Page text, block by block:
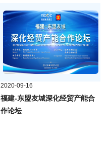
2020-09-16
福建-东盟友城深化经贸产能合
作论坛